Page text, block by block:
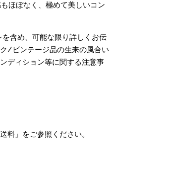
ほぼなく、極めて美しいコン
含め、可能な限り詳しくお伝
/ビンテージ品の生来の風合い
ディション等に関する注意事
料」をご参照ください。